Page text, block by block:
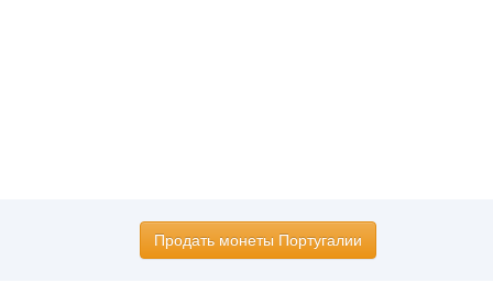
Продать монеты Португалии